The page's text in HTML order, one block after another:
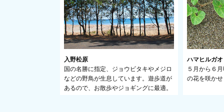
入野松原
国の名勝に指定、ジョウビタキやメジロ
などの野鳥が生息しています。遊歩道が
あるので、お散歩やジョギングに最適。
ハマヒルガオ
５月から６
の花を咲か